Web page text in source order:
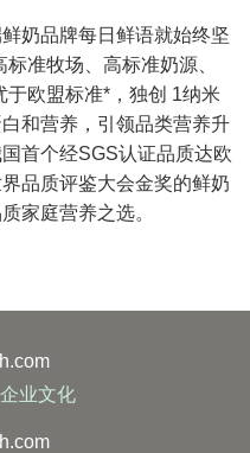
奶品牌每日鲜语就始终坚
准牧场、高标准奶源、
于欧盟标准*，独创 1纳米
和营养，引领品类营养升
首个经SGS认证品质达欧
品质评鉴大会金奖的鲜奶
家庭营养之选。
企业文化